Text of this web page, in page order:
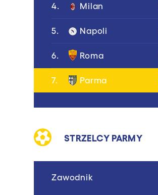
4. Milan
5. Napoli
6. Roma
7. Parma
STRZELCY PARMY
Zawodnik